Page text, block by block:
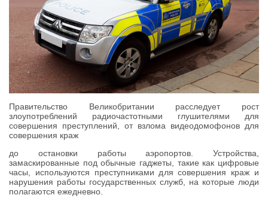
Правительство Великобритании расследует рост
злоупотреблений радиочастотными глушителями для
совершения преступлений, от взлома видеодомофонов для
совершения краж
до остановки работы аэропортов. Устройства,
замаскированные под обычные гаджеты, такие как цифровые
часы, используются преступниками для совершения краж и
нарушения работы государственных служб, на которые люди
полагаются ежедневно.